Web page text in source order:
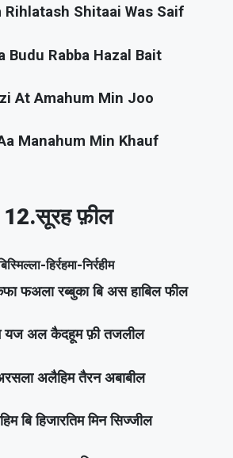
Rihlatash Shitaai Was Saif
Budu Rabba Hazal Bait
At Amahum Min Joo
Manahum Min Khauf
12.सूरह फ़ील
हिर्रहमा-निर्रहीम
फअला रब्बुका बि अस हाबिल फील
यज अल कैदहूम फ़ी तजलील
अलैहिम तैरन अबाबील
बि हिजारतिम मिन सिज्जील